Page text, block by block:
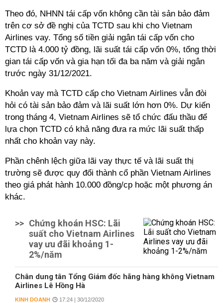
Theo đó, NHNN tái cấp vốn không cần tài sản bảo đảm
trên cơ sở đề nghị của TCTD sau khi cho Vietnam
Airlines vay. Tổng số tiền giải ngân tái cấp vốn cho
TCTD là 4.000 tỷ đồng, lãi suất tái cấp vốn 0%, tổng thời
gian tái cấp vốn và gia hạn tối đa ba năm và giải ngân
trước ngày 31/12/2021.
Khoản vay mà TCTD cấp cho Vietnam Airlines vẫn đòi
hỏi có tài sản bảo đảm và lãi suất lớn hơn 0%. Dự kiến
trong tháng 4, Vietnam Airlines sẽ tổ chức đấu thầu để
lựa chọn TCTD có khả năng đưa ra mức lãi suất thấp
nhất cho khoản vay này.
Phần chênh lệch giữa lãi vay thực tế và lãi suất thị
trường sẽ được quy đổi thành cổ phần Vietnam Airlines
theo giá phát hành 10.000 đồng/cp hoặc một phương án
khác.
>> Chứng khoán HSC: Lãi
suất cho Vietnam Airlines
vay ưu đãi khoảng 1-
2%/năm
Chân dung tân Tổng Giám đốc hãng hàng không Vietnam
Airlines Lê Hồng Hà
KINH DOANH 17:24 | 30/12/2020